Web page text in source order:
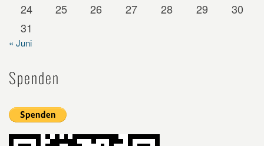
24
25 26 27 28 29
30
31
« Juni
Spenden